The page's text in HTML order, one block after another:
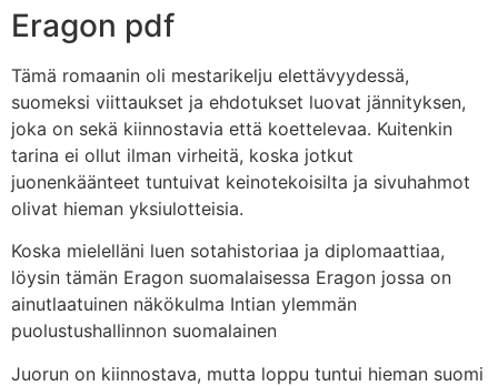
Eragon pdf
Tämä romaanin oli mestarikelju elettävyydessä,
suomeksi viittaukset ja ehdotukset luovat jännityksen,
joka on sekä kiinnostavia että koettelevaa. Kuitenkin
tarina ei ollut ilman virheitä, koska jotkut
juonenkäänteet tuntuivat keinotekoisilta ja sivuhahmot
olivat hieman yksiulotteisia.
Koska mielelläni luen sotahistoriaa ja diplomaattiaa,
löysin tämän Eragon suomalaisessa Eragon jossa on
ainutlaatuinen näkökulma Intian ylemmän
puolustushallinnon suomalainen
Juorun on kiinnostava, mutta loppu tuntui hieman suomi